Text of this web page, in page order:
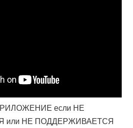
если НЕ
или НЕ ПОДДЕРЖИВАЕТСЯ